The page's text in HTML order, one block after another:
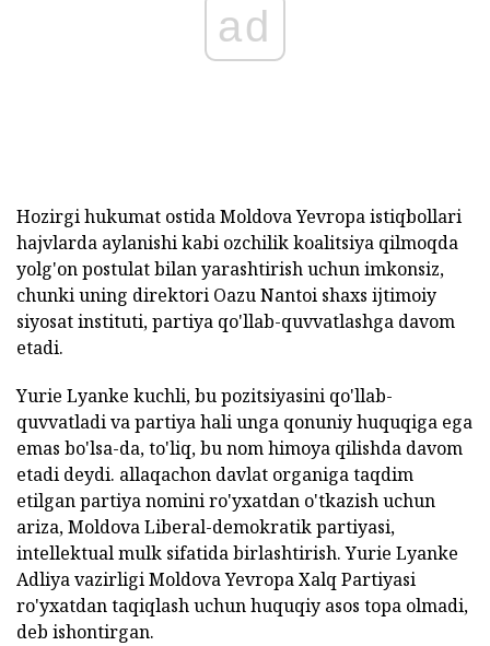
ad
Hozirgi hukumat ostida Moldova Yevropa istiqbollari
hajvlarda aylanishi kabi ozchilik koalitsiya qilmoqda
yolg'on postulat bilan yarashtirish uchun imkonsiz,
chunki uning direktori Oazu Nantoi shaxs ijtimoiy
siyosat instituti, partiya qo'llab-quvvatlashga davom
etadi.
Yurie Lyanke kuchli, bu pozitsiyasini qo'llab-
quvvatladi va partiya hali unga qonuniy huquqiga ega
emas bo'lsa-da, to'liq, bu nom himoya qilishda davom
etadi deydi. allaqachon davlat organiga taqdim
etilgan partiya nomini ro'yxatdan o'tkazish uchun
ariza, Moldova Liberal-demokratik partiyasi,
intellektual mulk sifatida birlashtirish. Yurie Lyanke
Adliya vazirligi Moldova Yevropa Xalq Partiyasi
ro'yxatdan taqiqlash uchun huquqiy asos topa olmadi,
deb ishontirgan.